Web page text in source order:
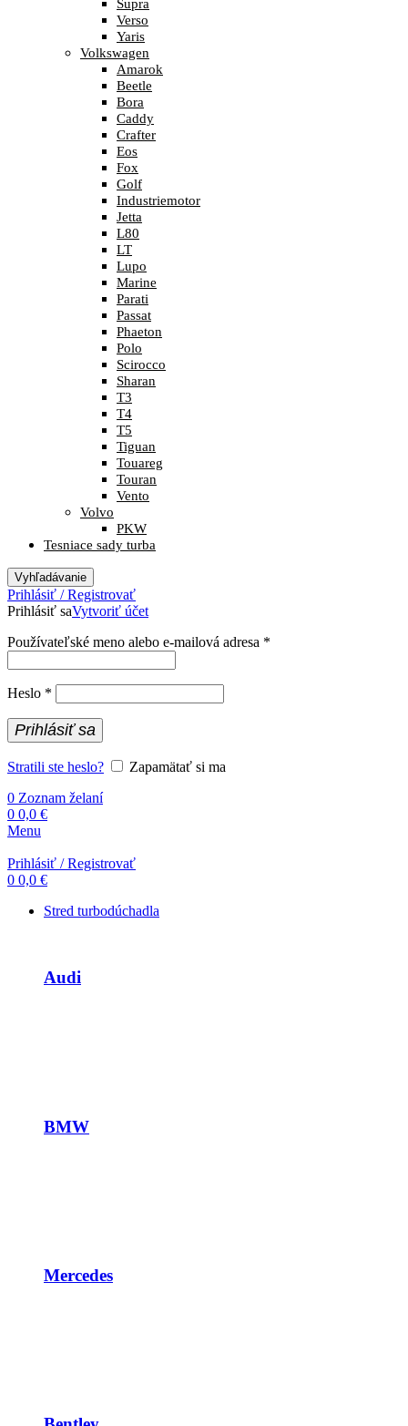
Supra
Verso
Yaris
Volkswagen
Amarok
Beetle
Bora
Caddy
Crafter
Eos
Fox
Golf
Industriemotor
Jetta
L80
LT
Lupo
Marine
Parati
Passat
Phaeton
Polo
Scirocco
Sharan
T3
T4
T5
Tiguan
Touareg
Touran
Vento
Volvo
PKW
Tesniace sady turba
Vyhľadávanie
Prihlásiť / Registrovať
Prihlásiť saVytvoriť účet
Používateľské meno alebo e-mailová adresa *
Heslo *
Prihlásiť sa
Stratili ste heslo?
Zapamätať si ma
0 Zoznam želaní
0 0,0 €
Menu
Prihlásiť / Registrovať
0 0,0 €
Stred turbodúchadla
Audi
BMW
Mercedes